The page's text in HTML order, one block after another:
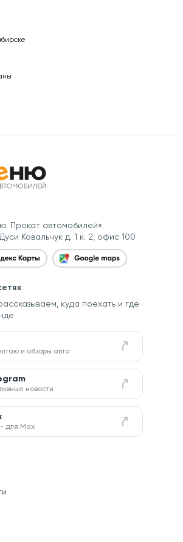
Прокат автомобилей».
Ковальчук д. 1 к. 2, офис 100
куда поехать и где
и обзоры авто
новости
для Max